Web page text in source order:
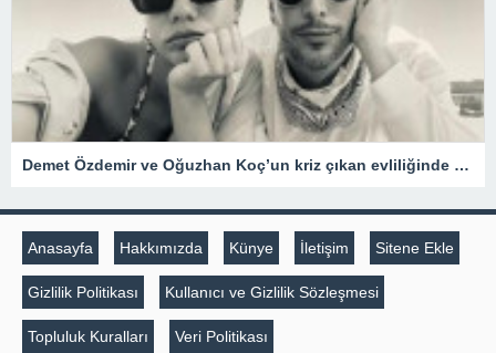
Demet Özdemir ve Oğuzhan Koç’un kriz çıkan evliliğinde şaşırtan gelişme
Anasayfa Hakkımızda Künye İletişim Sitene Ekle
Gizlilik Politikası Kullanıcı ve Gizlilik Sözleşmesi
Topluluk Kuralları Veri Politikası